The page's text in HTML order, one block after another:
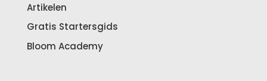
Artikelen
Gratis Startersgids
Bloom Academy